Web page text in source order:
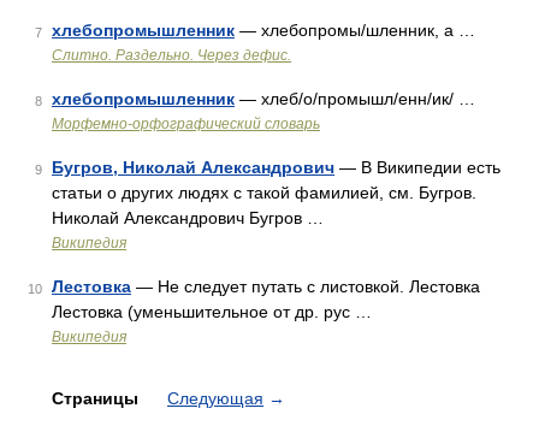
7 хлебопромышленник — хлебопромы/шленник, а …
Слитно. Раздельно. Через дефис.
8 хлебопромышленник — хлеб/о/промышл/енн/ик/ …
Морфемно-орфографический словарь
9 Бугров, Николай Александрович — В Википедии есть
статьи о других людях с такой фамилией, см. Бугров.
Николай Александрович Бугров …
Википедия
10 Лестовка — Не следует путать с листовкой. Лестовка
Лестовка (уменьшительное от др. рус …
Википедия
Страницы Следующая →